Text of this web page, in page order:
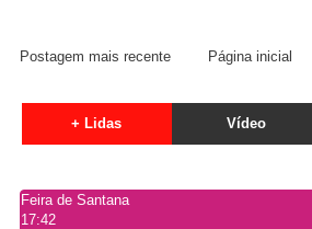
Postagem mais recente Página inicial
+ Lidas Vídeo
Feira de Santana
17:42